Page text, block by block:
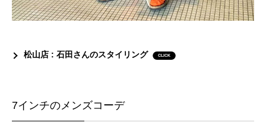
松山店 : 石田さんのスタイリング
7インチのメンズコーデ